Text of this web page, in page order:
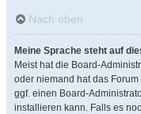
Nach oben
Meine Sprache steht auf
Meist hat die Board-
oder niemand hat das
ggf. einen Board-
installieren kann. Falls es